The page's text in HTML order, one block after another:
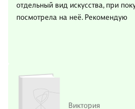
отдельный вид искусства, при
посмотрела на неё. Рекомендую
Виктория